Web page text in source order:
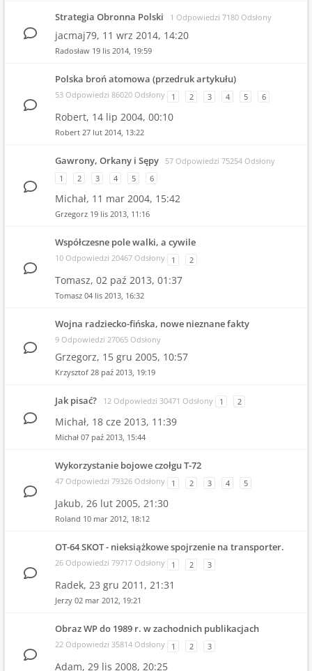
Strategia Obronna Polski 1 Odpowiedzi 7180 Odsłony
jacmaj79, 11 wrz 2014, 14:20
Radosław 19 lis 2014, 19:59
Polska broń atomowa (przedruk artykułu)
53 Odpowiedzi 86020 Odsłony 1 2 3 4 5 6
Robert, 14 lip 2004, 00:10
Robert 27 lut 2014, 13:22
Gawrony, Orkany i Sępy
57 Odpowiedzi 75254 Odsłony
1
2 3 4 5 6
Michał, 11 mar 2004, 15:42
Grzegorz 19 lis 2013, 11:16
Współczesne pole walki, a cywile
10 Odpowiedzi 20467 Odsłony 1 2
Tomasz, 02 paź 2013, 01:37
Tomasz 04 lis 2013, 16:32
Wojna radziecko-fińska, nowe nieznane fakty
9 Odpowiedzi 27065 Odsłony
Grzegorz, 15 gru 2005, 10:57
Krzysztof 28 paź 2013, 19:19
Jak pisać? 12 Odpowiedzi 30471 Odsłony 1 2
Michał, 18 cze 2013, 11:39
Michał 07 paź 2013, 15:44
Wykorzystanie bojowe czołgu T-72
47 Odpowiedzi 79326 Odsłony 1 2 3 4 5
Jakub, 26 lut 2005, 21:30
Roland 10 mar 2012, 18:12
OT-64 SKOT - nieksiążkowe spojrzenie na transporter.
26 Odpowiedzi 79717 Odsłony 1 2 3
Radek, 23 gru 2011, 21:31
Jerzy 02 mar 2012, 19:21
Obraz WP do 1989 r. w zachodnich publikacjach
22 Odpowiedzi 35814 Odsłony 1 2 3
Adam, 29 lis 2008, 20:25